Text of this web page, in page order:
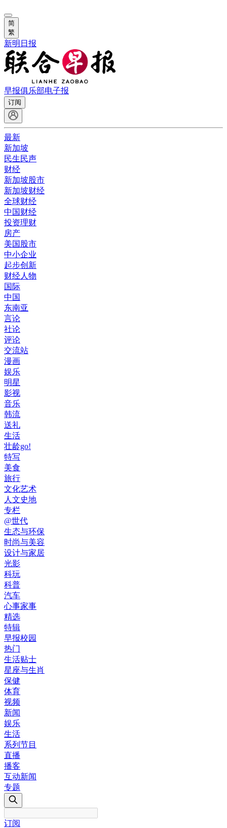
简
繁
新明日报
早报俱乐部电子报
订阅
最新
新加坡
民生民声
财经
新加坡股市
新加坡财经
全球财经
中国财经
投资理财
房产
美国股市
中小企业
起步创新
财经人物
国际
中国
东南亚
言论
社论
评论
交流站
漫画
娱乐
明星
影视
音乐
韩流
送礼
生活
壮龄go!
特写
美食
旅行
文化艺术
人文史地
专栏
@世代
生态与环保
时尚与美容
设计与家居
光影
科玩
科普
汽车
心事家事
精选
特辑
早报校园
热门
生活贴士
星座与生肖
保健
体育
视频
新闻
娱乐
生活
系列节目
直播
播客
互动新闻
专题
订阅